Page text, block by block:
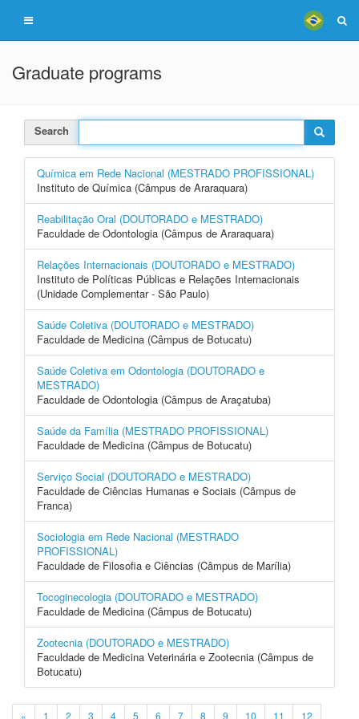
Graduate programs
Search
Química em Rede Nacional (MESTRADO PROFISSIONAL)
Instituto de Química (Câmpus de Araraquara)
Reabilitação Oral (DOUTORADO e MESTRADO)
Faculdade de Odontologia (Câmpus de Araraquara)
Relações Internacionais (DOUTORADO e MESTRADO)
Instituto de Políticas Públicas e Relações Internacionais
(Unidade Complementar - São Paulo)
Saúde Coletiva (DOUTORADO e MESTRADO)
Faculdade de Medicina (Câmpus de Botucatu)
Saúde Coletiva em Odontologia (DOUTORADO e
MESTRADO)
Faculdade de Odontologia (Câmpus de Araçatuba)
Saúde da Família (MESTRADO PROFISSIONAL)
Faculdade de Medicina (Câmpus de Botucatu)
Serviço Social (DOUTORADO e MESTRADO)
Faculdade de Ciências Humanas e Sociais (Câmpus de
Franca)
Sociologia em Rede Nacional (MESTRADO
PROFISSIONAL)
Faculdade de Filosofia e Ciências (Câmpus de Marília)
Tocoginecologia (DOUTORADO e MESTRADO)
Faculdade de Medicina (Câmpus de Botucatu)
Zootecnia (DOUTORADO e MESTRADO)
Faculdade de Medicina Veterinária e Zootecnia (Câmpus de
Botucatu)
« 1 2 3 4 5 6 7 8 9 10 11 12